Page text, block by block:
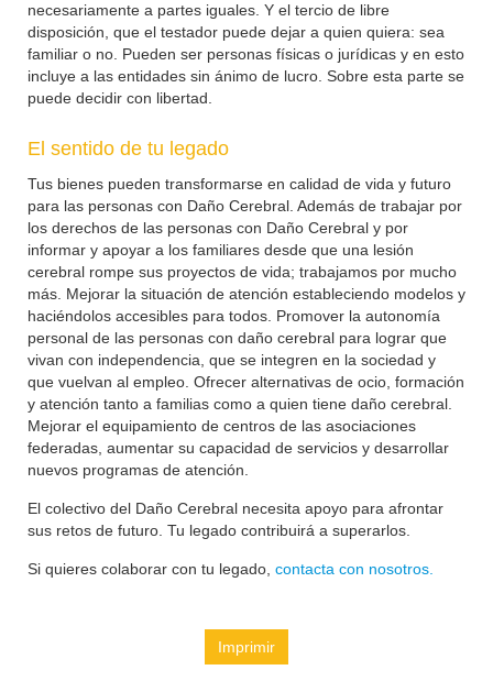
necesariamente a partes iguales. Y el tercio de libre
disposición, que el testador puede dejar a quien quiera: sea
familiar o no. Pueden ser personas físicas o jurídicas y en esto
incluye a las entidades sin ánimo de lucro. Sobre esta parte se
puede decidir con libertad.
El sentido de tu legado
Tus bienes pueden transformarse en calidad de vida y futuro
para las personas con Daño Cerebral. Además de trabajar por
los derechos de las personas con Daño Cerebral y por
informar y apoyar a los familiares desde que una lesión
cerebral rompe sus proyectos de vida; trabajamos por mucho
más. Mejorar la situación de atención estableciendo modelos y
haciéndolos accesibles para todos. Promover la autonomía
personal de las personas con daño cerebral para lograr que
vivan con independencia, que se integren en la sociedad y
que vuelvan al empleo. Ofrecer alternativas de ocio, formación
y atención tanto a familias como a quien tiene daño cerebral.
Mejorar el equipamiento de centros de las asociaciones
federadas, aumentar su capacidad de servicios y desarrollar
nuevos programas de atención.
El colectivo del Daño Cerebral necesita apoyo para afrontar
sus retos de futuro. Tu legado contribuirá a superarlos.
Si quieres colaborar con tu legado, contacta con nosotros.
Imprimir